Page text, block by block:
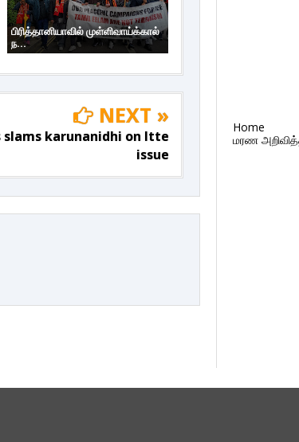
பிரித்தானியாவில் முள்ளிவாய்க்கால்
ந...
NEXT »
slams karunanidhi on ltte
issue
Home
மரண